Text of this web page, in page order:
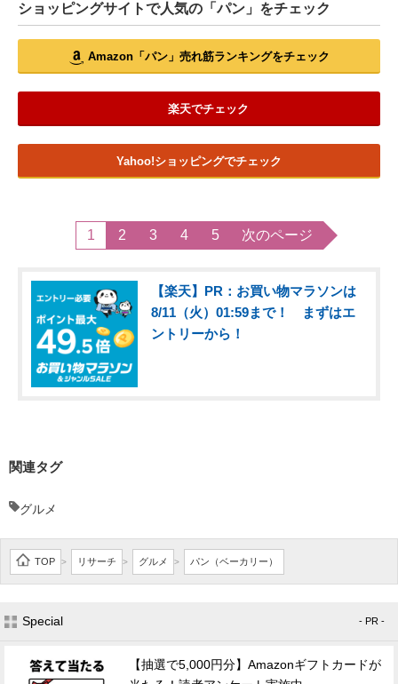
ショッピングサイトで人気の「パン」をチェック
Amazon「パン」売れ筋ランキングをチェック
楽天でチェック
Yahoo!ショッピングでチェック
1 2 3 4 5 次のページ
【楽天】PR：お買い物マラソンは
8/11（火）01:59まで！ まずはエ
ントリーから！
関連タグ
グルメ
TOP > リサーチ > グルメ > パン（ベーカリー）
Special - PR -
【抽選で5,000円分】Amazonギフトカードが